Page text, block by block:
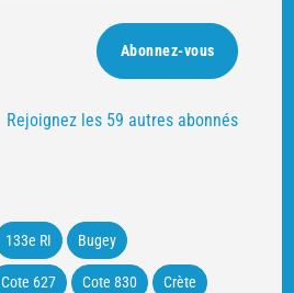
Abonnez-vous
Rejoignez les 59 autres abonnés
133e RI Bugey
Cote 627 Cote 830 Crète